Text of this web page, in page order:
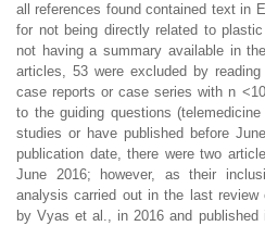
all references found contained text in
for not being directly related to
not having a summary available in
articles, 53 were excluded by
case reports or case series with n
to the guiding questions
studies or have published before
publication date, there were two
June 2016; however, as their
analysis carried out in the last
by Vyas et al., in 2016 and published